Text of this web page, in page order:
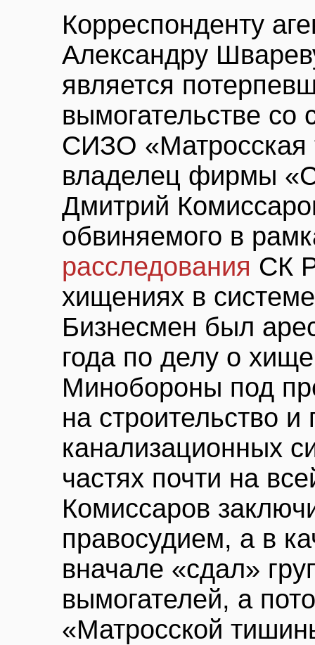
Корреспонденту
Александру
является
вымогательстве со
СИЗО «Матросская
владелец фирмы
Дмитрий
обвиняемого в
расследования СК
хищениях в
Бизнесмен был
года по делу о
Минобороны под
на строительство
канализационных
частях почти на
Комиссаров
правосудием, а в
вначале «сдал»
вымогателей, а
«Матросской